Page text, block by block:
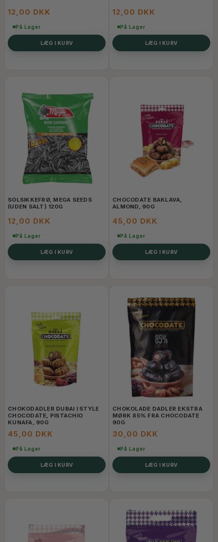
12,00 DKK
På Lager
LÆG I KURV
12,00 DKK
På Lager
LÆG I KURV
SOLSIKKEFRØ, MEGA SEEDS
(UDEN SALT) 120G
12,00 DKK
På Lager
LÆG I KURV
CHOCODATE BAKLAVA,
ALMOND, 90G
45,00 DKK
På Lager
LÆG I KURV
CHOKODADLER DUBAI I STYLE
CHOCODATE, PISTACHIO
KUNAFA, 90G
45,00 DKK
På Lager
LÆG I KURV
CHOKOLADE DADLER EKSTRA
MØRK 85% FRA CHOCODATE
90G
30,00 DKK
På Lager
LÆG I KURV